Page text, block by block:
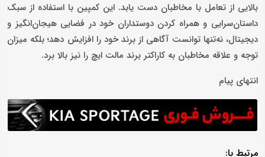
بالایی از تعامل با مخاطبان دست یابد. این کمپین با استفاده از سبک
داستان‌سرایی و همراه کردن دوستداران خود در فضایی هیجان‌انگیز و
دیجیتال، نه‌تنها توانست آگاهی از برند خود را افزایش دهد؛ بلکه میزان
توجه و علاقه مخاطبان به کاراکتر برند مالت ایچ را نیز بالا برد.
انتهای پیام
مرتبط با: